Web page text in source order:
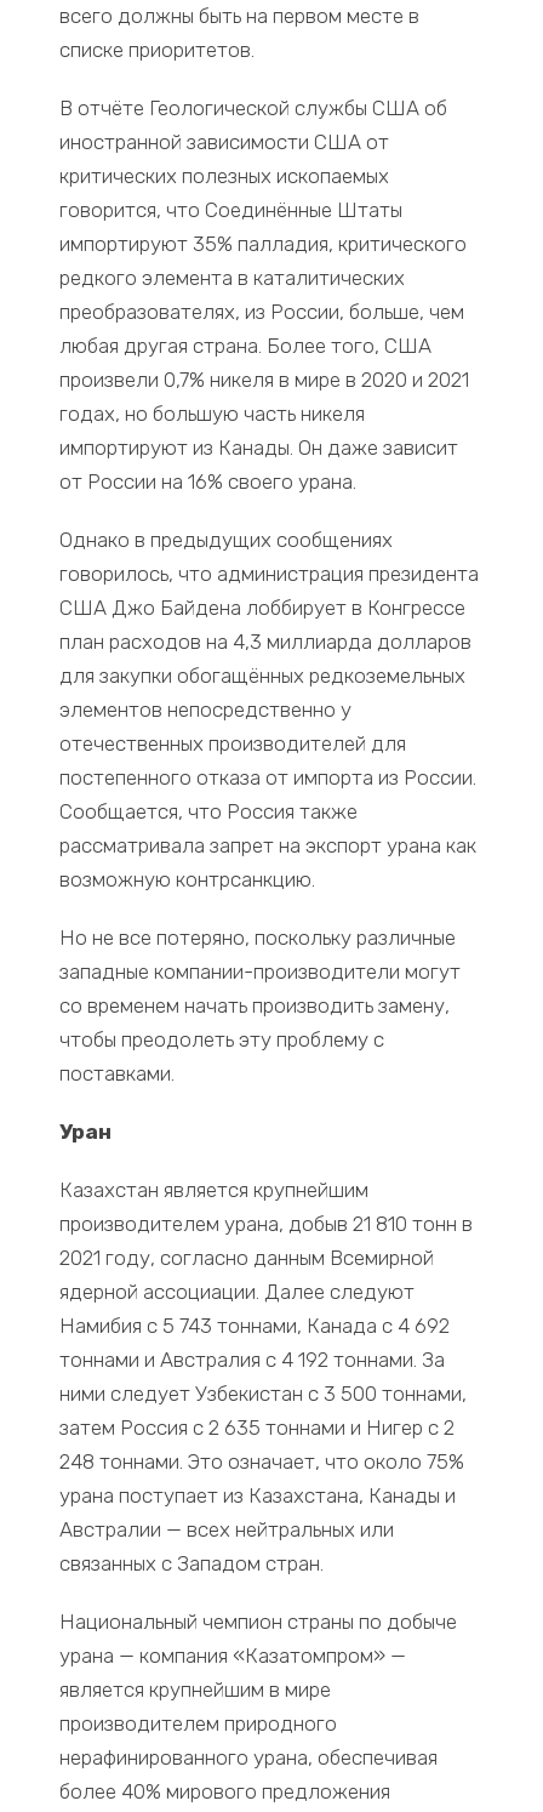
всего должны быть на первом месте в
списке приоритетов.
В отчёте Геологической службы США об
иностранной зависимости США от
критических полезных ископаемых
говорится, что Соединённые Штаты
импортируют 35% палладия, критического
редкого элемента в каталитических
преобразователях, из России, больше, чем
любая другая страна. Более того, США
произвели 0,7% никеля в мире в 2020 и 2021
годах, но большую часть никеля
импортируют из Канады. Он даже зависит
от России на 16% своего урана.
Однако в предыдущих сообщениях
говорилось, что администрация президента
США Джо Байдена лоббирует в Конгрессе
план расходов на 4,3 миллиарда долларов
для закупки обогащённых редкоземельных
элементов непосредственно у
отечественных производителей для
постепенного отказа от импорта из России.
Сообщается, что Россия также
рассматривала запрет на экспорт урана как
возможную контрсанкцию.
Но не все потеряно, поскольку различные
западные компании-производители могут
со временем начать производить замену,
чтобы преодолеть эту проблему с
поставками.
Уран
Казахстан является крупнейшим
производителем урана, добыв 21 810 тонн в
2021 году, согласно данным Всемирной
ядерной ассоциации. Далее следуют
Намибия с 5 743 тоннами, Канада с 4 692
тоннами и Австралия с 4 192 тоннами. За
ними следует Узбекистан с 3 500 тоннами,
затем Россия с 2 635 тоннами и Нигер с 2
248 тоннами. Это означает, что около 75%
урана поступает из Казахстана, Канады и
Австралии — всех нейтральных или
связанных с Западом стран.
Национальный чемпион страны по добыче
урана — компания «Казатомпром» —
является крупнейшим в мире
производителем природного
нерафинированного урана, обеспечивая
более 40% мирового предложения